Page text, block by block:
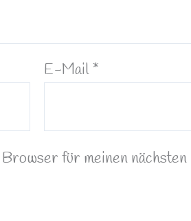
E-Mail*
für meinen nächsten